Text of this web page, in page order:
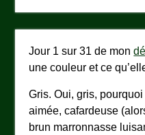
Jour 1 sur 31 de mon
une couleur et ce
Gris. Oui, gris,
aimée, cafardeuse
brun marronnasse